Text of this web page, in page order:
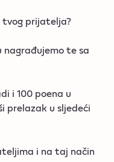
prijatelja?
nagrađujemo te sa
i 100 poena u
prelazak u sljedeći
i na taj način